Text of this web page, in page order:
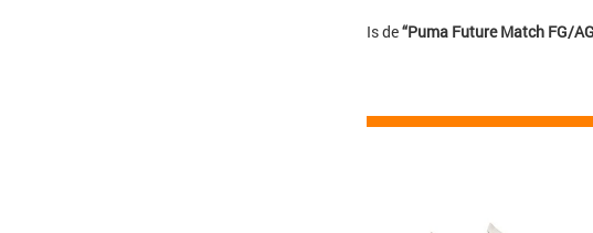
Is de“Puma Future Match FG/